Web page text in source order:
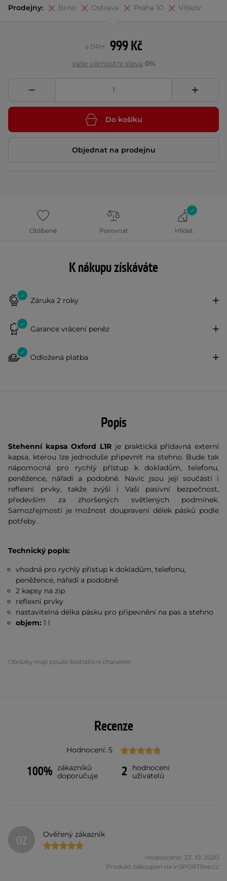
Prodejny: Brno Ostrava Praha 10 Vítkov
999 Kč
s DPH
Vaše věrnostní sleva 0%
Do košíku
Objednat na prodejnu
Oblíbené Porovnat Hlídat
K nákupu získáváte
Záruka 2 roky
Garance vrácení peněz
Odložená platba
Popis
Stehenní kapsa Oxford L1R je praktická přídavná externí
kapsa, kterou lze jednoduše připevnit na stehno. Bude tak
nápomocná pro rychlý přístup k dokladům, telefonu,
peněžence, nářadí a podobně. Navíc jsou její součástí i
reflexní prvky, takže zvýší i Vaši pasivní bezpečnost,
především za zhoršených světlených podmínek.
Samozřejmostí je možnost doupravení délek pásků podle
potřeby.
Technický popis:
vhodná pro rychlý přístup k dokladům, telefonu,
peněžence, nářadí a podobně
2 kapsy na zip
reflexní prvky
nastavitelná délka pásku pro připevnění na pas a stehno
objem: 1 l
Obrázky mají pouze ilustrativní charakter.
Recenze
Hodnocení: 5
100% zákazníků
doporučuje
2
hodnocení
uživatelů
OZ Ověřený zákazník
Hodnoceno: 23. 10. 2020
Produkt zakoupen na inSPORTline.cz